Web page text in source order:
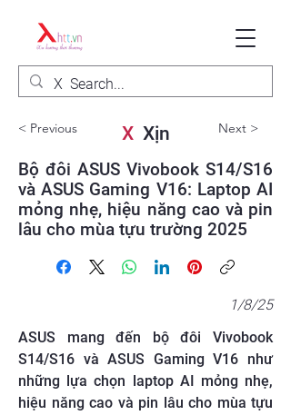
< Previous XXịn Next >
Bộ đôi ASUS Vivobook S14/S16
và ASUS Gaming V16: Laptop AI
mỏng nhẹ, hiệu năng cao và pin
lâu cho mùa tựu trường 2025
1/8/25
ASUS mang đến bộ đôi Vivobook
S14/S16 và ASUS Gaming V16 như
những lựa chọn laptop AI mỏng nhẹ,
hiệu năng cao và pin lâu cho mùa tựu